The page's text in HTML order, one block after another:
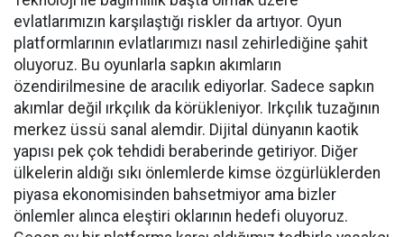
evlatlarımızın karşılaştığı riskler da artıyor. Oyun
platformlarının evlatlarımızı nasıl zehirlediğine şahit
oluyoruz. Bu oyunlarla sapkın akımların
özendirilmesine de aracılık ediyorlar. Sadece sapkın
akımlar değil ırkçılık da körükleniyor. Irkçılık tuzağının
merkez üssü sanal alemdir. Dijital dünyanın kaotik
yapısı pek çok tehdidi beraberinde getiriyor. Diğer
ülkelerin aldığı sıkı önlemlerde kimse özgürlüklerden
piyasa ekonomisinden bahsetmiyor ama bizler
önlemler alınca eleştiri oklarının hedefi oluyoruz.